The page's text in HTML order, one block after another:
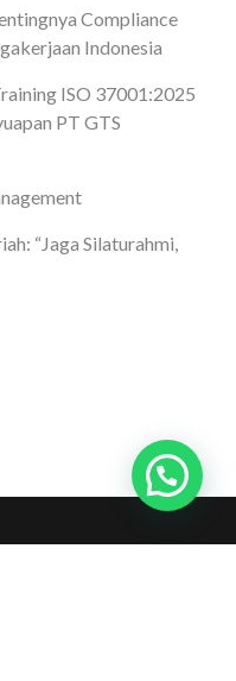
Compliance
Indonesia
ISO 37001:2025
PT GTS
“Jaga Silaturahmi,